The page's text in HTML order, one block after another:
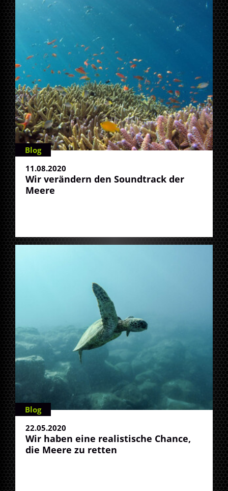
Blog
11.08.2020
Wir verändern den Soundtrack der
Meere
Blog
22.05.2020
Wir haben eine realistische Chance,
die Meere zu retten